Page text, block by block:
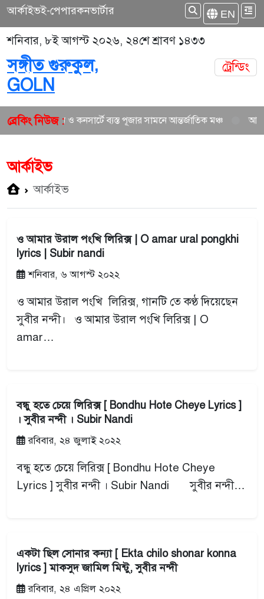
আর্কাইভই-পেপারকনভার্টার EN
শনিবার, ৮ই আগস্ট ২০২৬, ২৪শে শ্রাবণ ১৪৩৩
সঙ্গীত গুরুকুল,
GOLN
ট্রেন্ডিং
ব্রেকিং নিউজ :
নতুন গান ও কনসার্টে ব্যস্ত পূজার সামনে আন্তর্জাতিক মঞ্চ আকাশ
আর্কাইভ
আর্কাইভ
ও আমার উরাল পংখি লিরিক্স | O amar ural pongkhi
lyrics | Subir nandi
শনিবার, ৬ আগস্ট ২০২২
ও আমার উরাল পংখি লিরিক্স, গানটি তে কণ্ঠ দিয়েছেন
সুবীর নন্দী। ও আমার উরাল পংখি লিরিক্স | O
amar…
বন্ধু হতে চেয়ে লিরিক্স [ Bondhu Hote Cheye Lyrics ]
। সুবীর নন্দী । Subir Nandi
রবিবার, ২৪ জুলাই ২০২২
বন্ধু হতে চেয়ে লিরিক্স [ Bondhu Hote Cheye
Lyrics ] সুবীর নন্দী । Subir Nandi সুবীর নন্দী…
একটা ছিল সোনার কন্যা [ Ekta chilo shonar konna
lyrics ] মাকসুদ জামিল মিন্টু, সুবীর নন্দী
রবিবার, ২৪ এপ্রিল ২০২২